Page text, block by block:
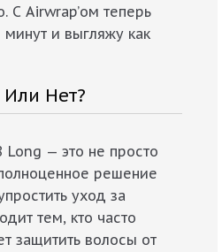
С Airwrap’ом теперь
и выгляжу как
Или Нет?
Long — это не просто
решение
уход за
тем, кто часто
защитить волосы от